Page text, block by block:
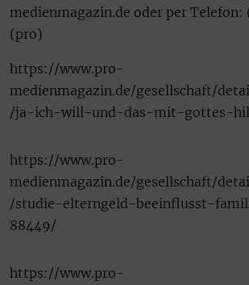
medienmagazin.de oder per Telefon:
(pro)
https://www.pro-
medienmagazin.de/gesellschaft/
/ja-ich-will-und-das-mit-gottes-
https://www.pro-
medienmagazin.de/gesellschaft/
/studie-elterngeld-beeinflusst-
88449/
https://www.pro-